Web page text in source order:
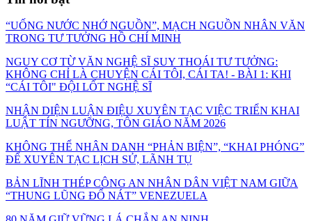
“UỐNG NƯỚC NHỚ NGUỒN”, MẠCH NGUỒN NHÂN VĂN
TRONG TƯ TƯỞNG HỒ CHÍ MINH
NGUY CƠ TỪ VĂN NGHỆ SĨ SUY THOÁI TƯ TƯỞNG:
KHÔNG CHỈ LÀ CHUYỆN CÁI TÔI, CÁI TA! - BÀI 1: KHI
“CÁI TÔI" ĐỘI LỐT NGHỆ SĨ
NHẬN DIỆN LUẬN ĐIỆU XUYÊN TẠC VIỆC TRIỂN KHAI
LUẬT TÍN NGƯỠNG, TÔN GIÁO NĂM 2026
KHÔNG THỂ NHÂN DANH “PHẢN BIỆN”, “KHAI PHÓNG”
ĐỂ XUYÊN TẠC LỊCH SỬ, LÃNH TỤ
BẢN LĨNH THÉP CÔNG AN NHÂN DÂN VIỆT NAM GIỮA
“THUNG LŨNG ĐỔ NÁT” VENEZUELA